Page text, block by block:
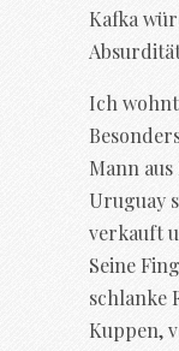
Kafka
Ich
Mann
Uruguay
verkauft
Seine
schlanke
Kuppen,